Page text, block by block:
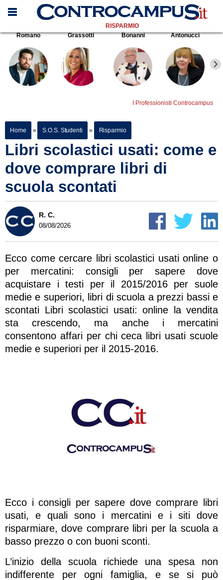
RISPARMIO
Romano
Grassotti Bonanni Antonucci
I Professionisti Controcampus
Home » S.O.S. Studenti » Risparmio
Libri scolastici usati: come e
dove comprare libri di
scuola scontati
R. C.
08/08/2026
Ecco come cercare libri scolastici usati online o
per mercatini: consigli per sapere dove
acquistare i testi per il 2015/2016 per suole
medie e superiori, libri di scuola a prezzi bassi e
scontati Libri scolastici usati: online la vendita
sta crescendo, ma anche i mercatini
consentono affari per chi ceca libri usati scuole
medie e superiori per il 2015-2016.
Ecco i consigli per sapere dove comprare libri
usati, e quali sono i mercatini e i siti dove
risparmiare, dove comprare libri per la scuola a
basso prezzo o con buoni sconti.
L’inizio della scuola richiede una spesa non
indifferente per ogni famiglia, e se si può